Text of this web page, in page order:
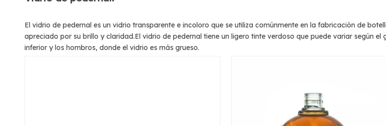
El vidrio de pedernal es un vidrio transparente e incoloro que se utiliza comúnmente en la fabricación de
apreciado por su brillo y claridad.El vidrio de pedernal tiene un ligero tinte verdoso que puede variar según
inferior y los hombros, donde el vidrio es más grueso.